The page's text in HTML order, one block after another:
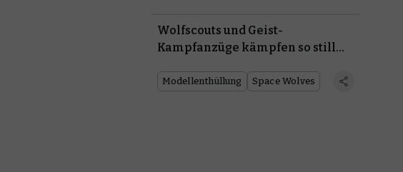
Wolfscouts und Geist-
Kampfanzüge kämpfen so still
Team: Totenstille
Modellenthüllung Space Wolves